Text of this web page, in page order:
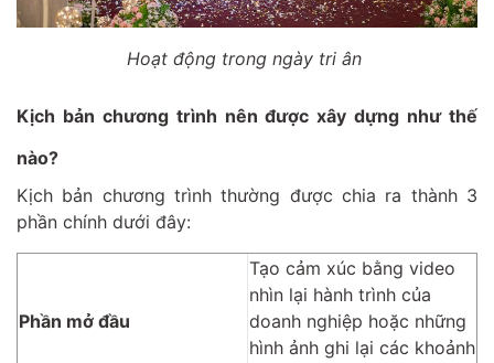
Hoạt động trong ngày tri ân
Kịch bản chương trình nên được xây dựng như thế
nào?
Kịch bản chương trình thường được chia ra thành 3
phần chính dưới đây:
Phần mở đầu
Tạo cảm xúc bằng video
nhìn lại hành trình của
doanh nghiệp hoặc những
hình ảnh ghi lại các khoảnh